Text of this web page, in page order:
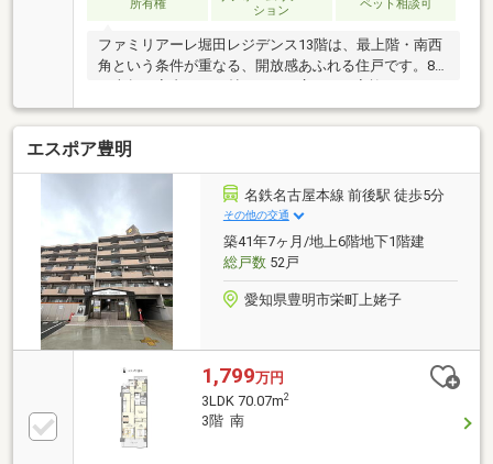
所有権
ション
ペット相談可
ファミリアーレ堀田レジデンス13階は、最上階・南西
角という条件が重なる、開放感あふれる住戸です。80
がゆったりと過ごせます。約37平米の2面バルコニー
は光と風がしっかり抜け、第二のリビングとして存分
に活用できる広さです。夕暮れの景色や夜景、港まつ
りの花火も楽しめる眺望は、日々の暮らしをより豊か
にしてくれます。オートロック・宅配ボックス・食洗
機・浴室乾燥・複層ガラスなど設備が充実した2018年
築で、ペット飼育も可能。地下鉄名城線・名鉄の2路
線が利用でき、堀田駅から徒歩約5分圏内。金山・栄
方面へのアクセスも良好で日々の通勤・通学もスムー
ズです
エスポア豊明
名鉄名古屋本線 前後駅 徒歩5分
その他の交通
築41年7ヶ月/地上6階地下1階建
総戸数52戸
愛知県豊明市栄町上姥子
1,799万円
3LDK 70.07m2
3階 南